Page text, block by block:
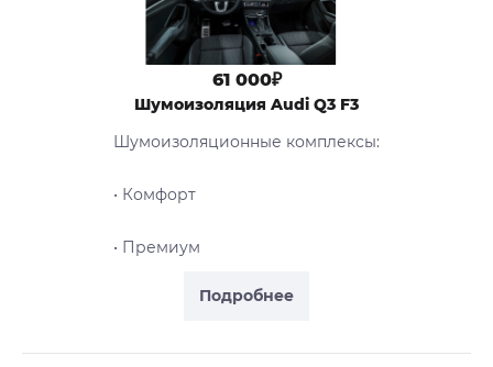
Подробнее
61 000₽
Шумоизоляция Audi Q3 F3
Шумоизоляционные комплексы:
• Комфорт
• Премиум